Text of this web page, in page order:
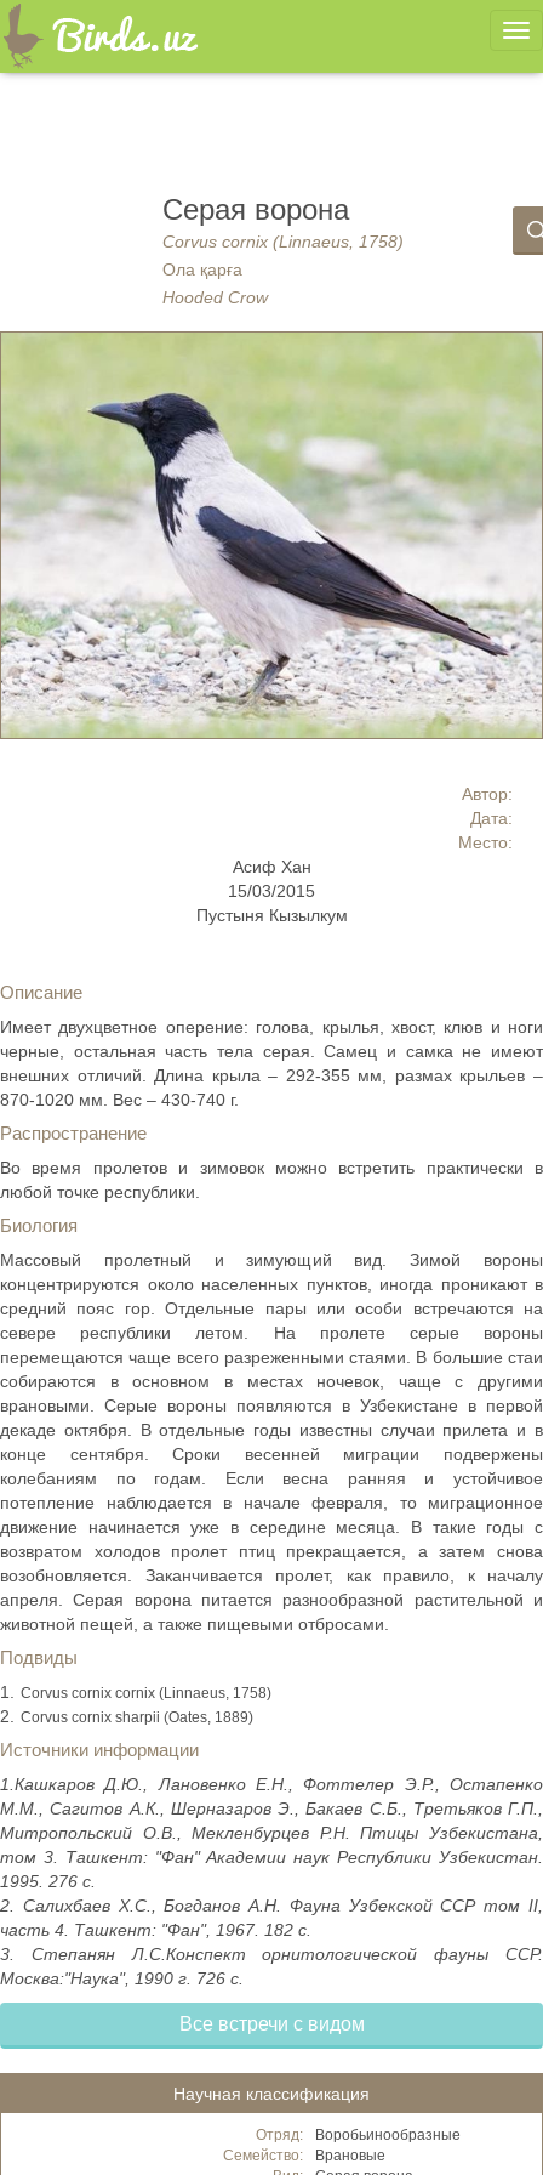
Серая ворона
Corvus cornix (Linnaeus, 1758)
Ола қарға
Hooded Crow
Автор:
Дата:
Место:
Асиф Хан
15/03/2015
Пустыня Кызылкум
Описание
Имеет двухцветное оперение: голова, крылья, хвост, клюв и ноги
черные, остальная часть тела серая. Самец и самка не имеют
внешних отличий. Длина крыла – 292-355 мм, размах крыльев –
870-1020 мм. Вес – 430-740 г.
Распространение
Во время пролетов и зимовок можно встретить практически в
любой точке республики.
Биология
Массовый пролетный и зимующий вид. Зимой вороны
концентрируются около населенных пунктов, иногда проникают в
средний пояс гор. Отдельные пары или особи встречаются на
севере республики летом. На пролете серые вороны
перемещаются чаще всего разреженными стаями. В большие стаи
собираются в основном в местах ночевок, чаще с другими
врановыми. Серые вороны появляются в Узбекистане в первой
декаде октября. В отдельные годы известны случаи прилета и в
конце сентября. Сроки весенней миграции подвержены
колебаниям по годам. Если весна ранняя и устойчивое
потепление наблюдается в начале февраля, то миграционное
движение начинается уже в середине месяца. В такие годы с
возвратом холодов пролет птиц прекращается, а затем снова
возобновляется. Заканчивается пролет, как правило, к началу
апреля. Серая ворона питается разнообразной растительной и
животной пещей, а также пищевыми отбросами.
Подвиды
Corvus cornix cornix (Linnaeus, 1758)
Corvus cornix sharpii (Oates, 1889)
Источники информации
1.Кашкаров Д.Ю., Лановенко Е.Н., Фоттелер Э.Р., Остапенко
М.М., Сагитов А.К., Шерназаров Э., Бакаев С.Б., Третьяков Г.П.,
Митропольский О.В., Мекленбурцев Р.Н. Птицы Узбекистана,
том 3. Ташкент: "Фан" Академии наук Республики Узбекистан.
1995. 276 с.
2. Салихбаев Х.С., Богданов А.Н. Фауна Узбекской ССР том II,
часть 4. Ташкент: "Фан", 1967. 182 с.
3. Степанян Л.С.Конспект орнитологической фауны ССР.
Москва:"Наука", 1990 г. 726 с.
Все встречи с видом
Научная классификация
Отряд:
Воробьинообразные
Семейство:
Врановые